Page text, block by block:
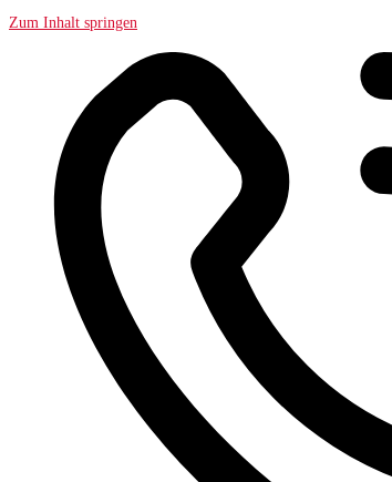
Zum Inhalt springen